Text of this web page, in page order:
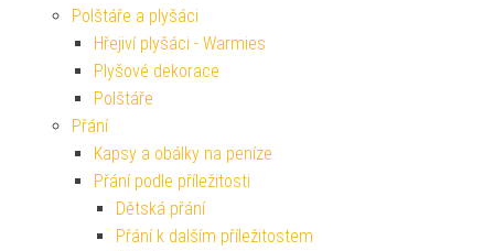
Polštáře a plyšáci
Hřejiví plyšáci - Warmies
Plyšové dekorace
Polštáře
Přání
Kapsy a obálky na peníze
Přání podle příležitosti
Dětská přání
Přání k dalším příležitostem